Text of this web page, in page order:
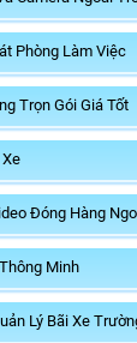
Phòng Làm Việc
Trọn Gói Giá Tốt
Đóng Hàng
Minh
Lý Bãi Xe